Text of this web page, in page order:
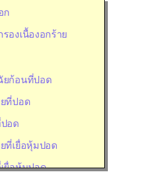
ก
องเนื้องอกร้าย
ยก้อนที่ปอด
ยที่ปอด
ปอด
ที่เยื่อหุ้มปอด
ยื่อหุ้มปอด